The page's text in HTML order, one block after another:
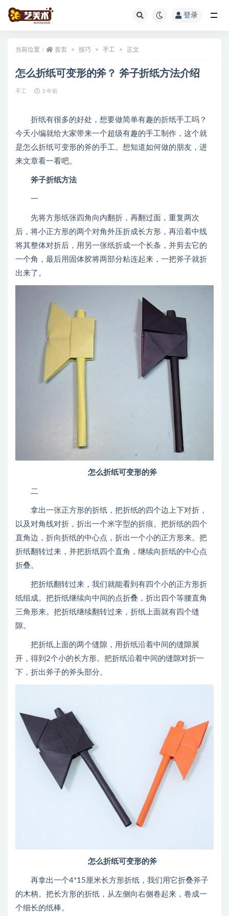
登录
当前位置： 首页 技巧 手工 正文
怎么折纸可变形的斧？ 斧子折纸方法介绍
手工 3 年前
折纸有很多的好处，想要做简单有趣的折纸手工吗？
今天小编就给大家带来一个超级有趣的手工制作，这个就
是怎么折纸可变形的斧的手工。想知道如何做的朋友，进
来文章看一看吧。
斧子折纸方法
一
先将方形纸张四角向内翻折，再翻过面，重复两次
后，将小正方形的两个对角外压折成长方形，再沿着中线
将其整体对折后，用另一张纸折成一个长条，并剪去它的
一个角，最后用固体胶将两部分粘连起来，一把斧子就折
出来了。
怎么折纸可变形的斧
二
拿出一张正方形的折纸，把折纸的四个边上下对折，
以及对角线对折，折出一个米字型的折痕。把折纸的四个
直角边，折向折纸的中心点，折出一个小的正方形来。把
折纸翻转过来，并把折纸四个直角，继续向折纸的中心点
折叠。
把折纸翻转过来，我们就能看到有四个小的正方形折
纸组成。把折纸继续向中间的点折叠，折出四个等腰直角
三角形来。把折纸继续翻转过来，折纸上面就有四个缝
隙。
把折纸上面的两个缝隙，用折纸沿着中间的缝隙展
开，得到2个小的长方形。把折纸沿着中间的缝隙对折一
下，折出斧子的斧头部分。
怎么折纸可变形的斧
再拿出一个4*15厘米长方形折纸，我们用它折叠斧子
的木柄。把长方形的折纸，从左侧向右侧卷起来，卷成一
个细长的纸棒。